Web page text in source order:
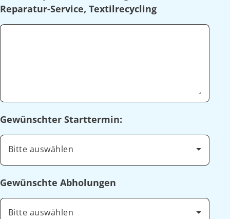
Reparatur-Service, Textilrecycling
Gewünschter Starttermin:
Bitte auswählen
Gewünschte Abholungen
Bitte auswählen